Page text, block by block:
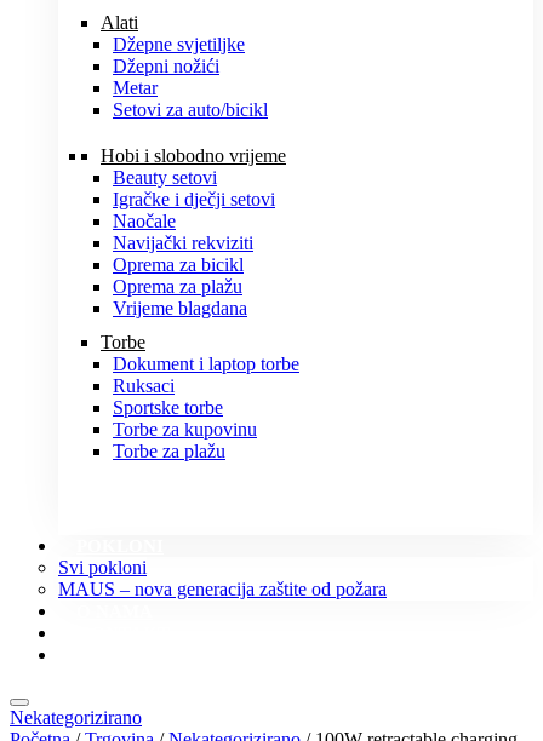
Alati
Džepne svjetiljke
Džepni nožići
Metar
Setovi za auto/bicikl
Hobi i slobodno vrijeme
Beauty setovi
Igračke i dječji setovi
Naočale
Navijački rekviziti
Oprema za bicikl
Oprema za plažu
Vrijeme blagdana
Torbe
Dokument i laptop torbe
Ruksaci
Sportske torbe
Torbe za kupovinu
Torbe za plažu
Svi pokloni
MAUS – nova generacija zaštite od požara
Nekategorizirano